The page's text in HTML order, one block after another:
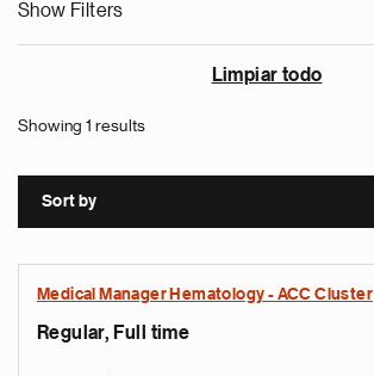
Show Filters
Limpiar todo
Showing 1 results
Sort by
Medical Manager Hematology - ACC Cluster
Regular, Full time